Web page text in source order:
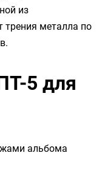
из
трения металла по
5 для
альбома